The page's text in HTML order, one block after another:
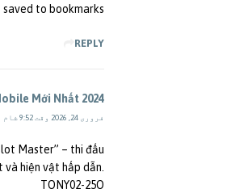
to bookmarks (:.
REPLY
Mới Nhất 2024
فروری 24, 2026 وقت 9:52 شام
Master” – thi đấu
hiện vật hấp dẫn.
TONY02-25O